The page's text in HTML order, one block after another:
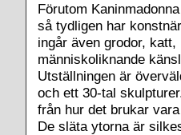
Förutom
så tydligen har
ingår även grodor,
människoliknande
Utställningen är
och ett 30-tal
från hur det brukar
De släta ytorna är